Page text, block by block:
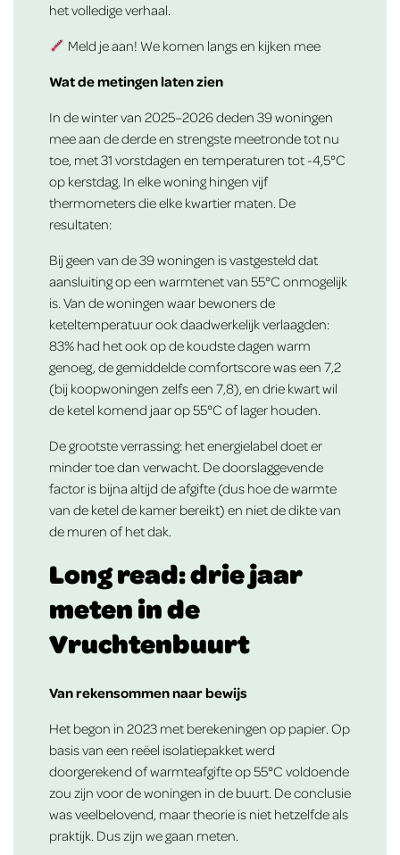
het volledige verhaal.
Meld je aan! We komen langs en kijken mee
Wat de metingen laten zien
In de winter van 2025–2026 deden 39 woningen
mee aan de derde en strengste meetronde tot nu
toe, met 31 vorstdagen en temperaturen tot -4,5°C
op kerstdag. In elke woning hingen vijf
thermometers die elke kwartier maten. De
resultaten:
Bij geen van de 39 woningen is vastgesteld dat
aansluiting op een warmtenet van 55°C onmogelijk
is. Van de woningen waar bewoners de
keteltemperatuur ook daadwerkelijk verlaagden:
83% had het ook op de koudste dagen warm
genoeg, de gemiddelde comfortscore was een 7,2
(bij koopwoningen zelfs een 7,8), en drie kwart wil
de ketel komend jaar op 55°C of lager houden.
De grootste verrassing: het energielabel doet er
minder toe dan verwacht. De doorslaggevende
factor is bijna altijd de afgifte (dus hoe de warmte
van de ketel de kamer bereikt) en niet de dikte van
de muren of het dak.
Long read: drie jaar
meten in de
Vruchtenbuurt
Van rekensommen naar bewijs
Het begon in 2023 met berekeningen op papier. Op
basis van een reëel isolatiepakket werd
doorgerekend of warmteafgifte op 55°C voldoende
zou zijn voor de woningen in de buurt. De conclusie
was veelbelovend, maar theorie is niet hetzelfde als
praktijk. Dus zijn we gaan meten.